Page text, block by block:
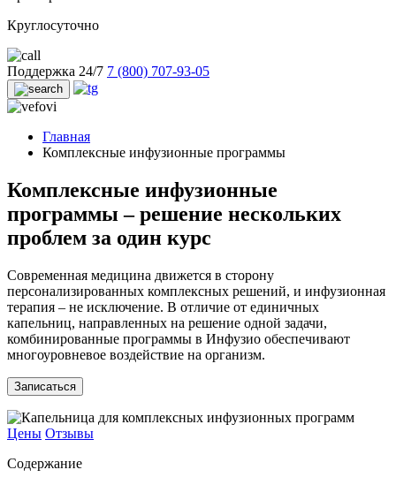
Круглосуточно
Поддержка 24/7 7 (800) 707-93-05
Главная
Комплексные инфузионные программы
Комплексные инфузионные
программы – решение нескольких
проблем за один курс
Современная медицина движется в сторону
персонализированных комплексных решений, и инфузионная
терапия – не исключение. В отличие от единичных
капельниц, направленных на решение одной задачи,
комбинированные программы в Инфузио обеспечивают
многоуровневое воздействие на организм.
Записаться
Цены Отзывы
Содержание